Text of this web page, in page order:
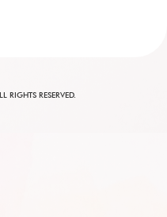
RESERVED.